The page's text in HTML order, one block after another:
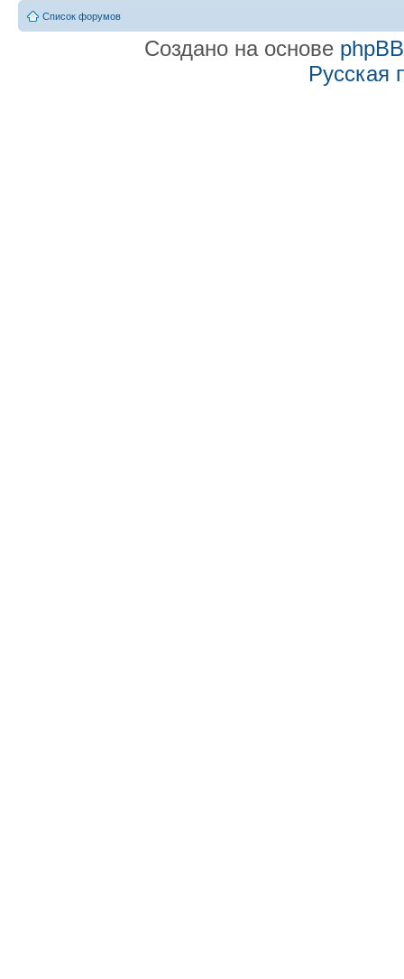
Спасибо, чуть не
Список форумов
Создано на основе phpBB
Русская